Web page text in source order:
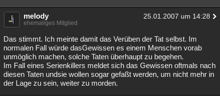
melody 25.01.2007 um 14:28
ehemaliges Mitglied
Das stimmt. Ich meinte damit das Verüben der Tat selbst. Im
normalen Fall würde dasGewissen es einem Menschen vorab
unmöglich machen, solche Taten überhaupt zu begehen.
Im Fall eines Serienkillers meldet sich das Gewissen oftmals nach
diesen Taten undsie wollen sogar gefaßt werden, um nicht mehr in
der Lage zu sein, weiter zu morden.